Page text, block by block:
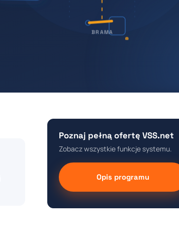
BRAMA
Poznaj pełną ofertę VSS.net
Zobacz wszystkie funkcje systemu.
Opis programu